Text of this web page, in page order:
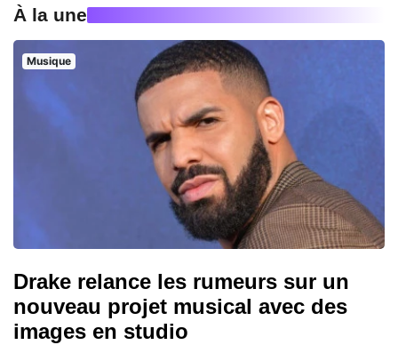
À la une
Musique
Drake relance les rumeurs sur un
nouveau projet musical avec des
images en studio